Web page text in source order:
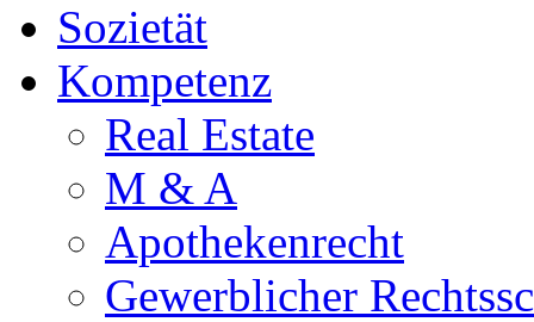
Sozietät
Kompetenz
Real Estate
M & A
Apothekenrecht
Gewerblicher